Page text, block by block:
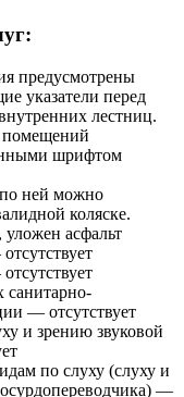
предусмотрены
указатели перед
лестниц.
помещений
шрифтом
ней можно
коляске.
асфальт
— отсутствует
и зрению звуковой
по слуху (слуху и
—